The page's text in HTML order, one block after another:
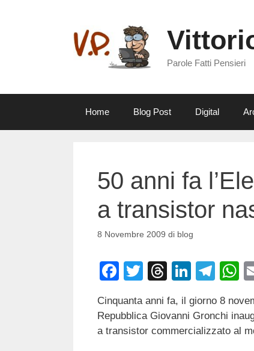
Parole Fatti Pensieri
Home Blog Post Digital
50 anni fa
a transistor
8 Novembre 2009 di blog
F
c
e
T
tt
er
T
e
a
Li
k
e
T
e
gr s
Cinquanta anni fa, il giorno 8
Repubblica Giovanni Gronchi
a transistor commercializzato al